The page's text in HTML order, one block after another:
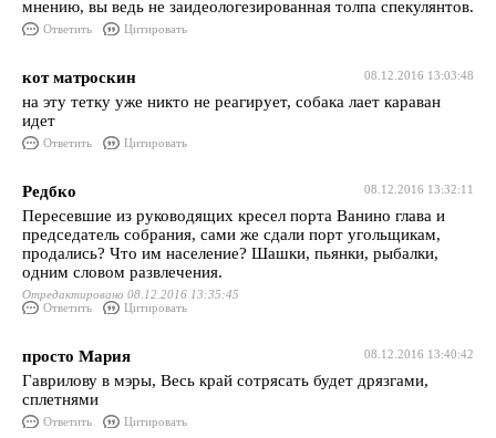
мнению, вы ведь не заидеологезированная толпа спекулянтов.
Ответить Цитировать
08.12.2016 13:03:48
кот матроскин
на эту тетку уже никто не реагирует, собака лает караван
идет
Ответить Цитировать
08.12.2016 13:32:11
Редбко
Пересевшие из руководящих кресел порта Ванино глава и
председатель собрания, сами же сдали порт угольщикам,
продались? Что им население? Шашки, пьянки, рыбалки,
одним словом развлечения.
Отредактировано 08.12.2016 13:35:45
Ответить
Цитировать
08.12.2016 13:40:42
просто Мария
Гаврилову в мэры, Весь край сотрясать будет дрязгами,
сплетнями
Ответить Цитировать